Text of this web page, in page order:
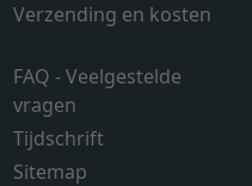
Verzending en kosten
FAQ - Veelgestelde
vragen
Tijdschrift
Sitemap